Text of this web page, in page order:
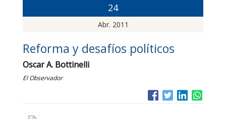
24
Abr. 2011
Reforma y desafíos políticos
Oscar A. Bottinelli
El Observador